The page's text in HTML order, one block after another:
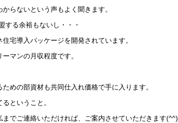
らないという声もよく聞きます。
する余裕もないし・・・
宅導入パッケージを開発されています。
マンの月収程度です。
めの部資材も共同仕入れ価格で手に入ります。
ということ。
でご連絡いただければ、ご案内させていただきます(^^)